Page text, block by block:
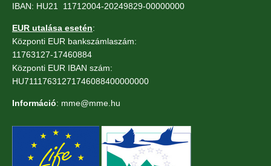
IBAN: HU21 11712004-20249829-00000000
EUR utalása esetén:
Központi EUR bankszámlaszám:
11763127-17460884
Központi EUR IBAN szám:
HU71117631271746088400000000
Információ: mme@mme.hu